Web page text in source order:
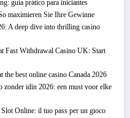
guia prático para iniciantes
maximieren Sie Ihre Gewinne
A deep dive into thrilling casino
Fast Withdrawal Casino UK: Start
best online casino Canada 2026
zonder idin 2026: een must voor elke
Online: il tuo pass per un gioco